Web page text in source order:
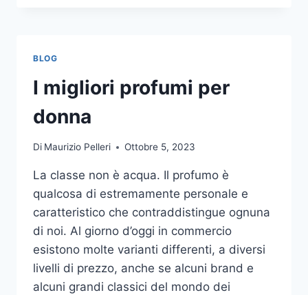
VIDEO
BLOG
I migliori profumi per
donna
Di Maurizio Pelleri Ottobre 5, 2023
La classe non è acqua. Il profumo è
qualcosa di estremamente personale e
caratteristico che contraddistingue ognuna
di noi. Al giorno d’oggi in commercio
esistono molte varianti differenti, a diversi
livelli di prezzo, anche se alcuni brand e
alcuni grandi classici del mondo dei